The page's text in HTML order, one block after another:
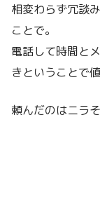
相変わらず冗談
ことで。
電話して時間と
きということで
頼んだのはニラ